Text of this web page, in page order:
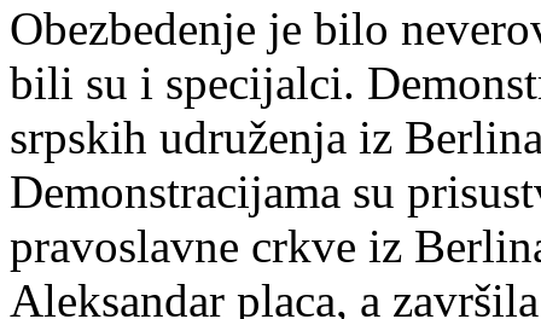
Obezbedenje je bilo
bili su i specijalci.
srpskih udruženja iz
Demonstracijama su
pravoslavne crkve iz
Aleksandar placa, a